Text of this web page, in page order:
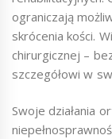
ograniczają
skrócenia kości.
chirurgicznej –
szczegółowi w
Swoje działania